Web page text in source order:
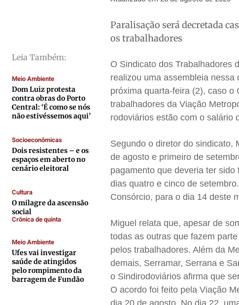
Colunas
Gustavo Bastos
Jr Mignone (in memorian)
Wanda Sily
Publicidade Legal
Anuncie
Quem Somos
Expediente
Anuncie
Termos de Uso
Colunas
Gustavo Bastos
Jr Mignone (in memorian)
Wanda Sily
Publicidade Legal
Anuncie
Quem Somos
Expediente
Anuncie
Termos de Uso
Colunas
Gustavo Bastos
Jr Mignone (in memorian)
Wanda Sily
Publicidade Legal
Anuncie
Quem Somos
Expediente
Anuncie
Termos de Uso
Colunas
Gustavo Bastos
Jr Mignone (in memorian)
Wanda Sily
Publicidade Legal
Anuncie
Quem Somos
Expediente
Anuncie
Termos de Uso
Leia Também:
Meio Ambiente
Dom Luiz protesta
contra obras do Porto
Central: ‘É como se nós
não estivéssemos aqui’
Socioeconômicas
Dois resistentes – e os
espaços em aberto no
cenário eleitoral
Cultura
O milagre da ascensão
social
Crônica de quinta
Meio Ambiente
Ufes vai investigar
saúde de atingidos
pelo rompimento da
barragem de Fundão
Paralisação será decretada
os trabalhadores
O Sindicato dos Trabalhadores
realizou uma assembleia
próxima quarta-feira (2), caso o
trabalhadores da Viação
rodoviários estão com o salário
Segundo o diretor do sindicato,
de agosto e primeiro de
pagamento que deveria ter
dias quatro e cinco de
Consórcio, para o dia 14 deste
Miguel relata que, apesar de
todas as outras que fazem
pelos trabalhadores. Além da
demais, Serramar, Serrana e
o Sindirodoviários afirma que
O acordo foi feito pela Viação